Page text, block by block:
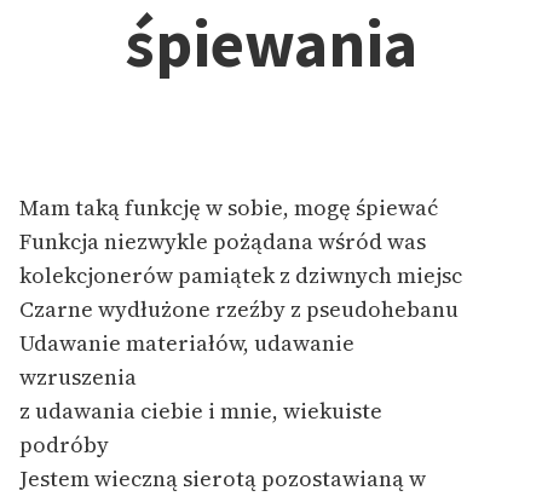
E-kolekcja lektur
szkolnych i literatury do
Feministyczne inspiracje.
Popularyzacja
skandynawskiej literatury
feministycznej
Ręce pełne poezji
Kolekcje edukacyjne
twórców przechodzących
do domeny publicznej,
lektur szkolnych oraz
śpiewania
Mam taką funkcję w sobie, mogę śpiewać
Funkcja niezwykle pożądana wśród was
kolekcjonerów pamiątek z dziwnych miejsc
Czarne wydłużone rzeźby z pseudohebanu
Udawanie materiałów, udawanie
wzruszenia
z udawania ciebie i mnie, wiekuiste
podróby
Jestem wieczną sierotą pozostawianą w